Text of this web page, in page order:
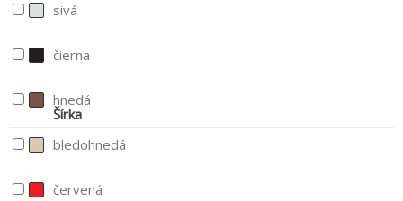
sivá
čierna
hnedá
bledohnedá
červená
Šírka